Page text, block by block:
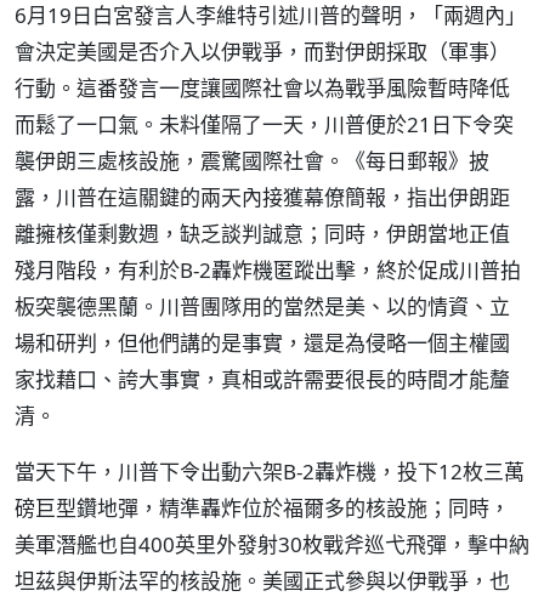
6月19日白宮發言人李維特引述川普的聲明，「兩週內」
會決定美國是否介入以伊戰爭，而對伊朗採取（軍事）
行動。這番發言一度讓國際社會以為戰爭風險暫時降低
而鬆了一口氣。未料僅隔了一天，川普便於21日下令突
襲伊朗三處核設施，震驚國際社會。《每日郵報》披
露，川普在這關鍵的兩天內接獲幕僚簡報，指出伊朗距
離擁核僅剩數週，缺乏談判誠意；同時，伊朗當地正值
殘月階段，有利於B-2轟炸機匿蹤出擊，終於促成川普拍
板突襲德黑蘭。川普團隊用的當然是美、以的情資、立
場和研判，但他們講的是事實，還是為侵略一個主權國
家找藉口、誇大事實，真相或許需要很長的時間才能釐
清。
當天下午，川普下令出動六架B-2轟炸機，投下12枚三萬
磅巨型鑽地彈，精準轟炸位於福爾多的核設施；同時，
美軍潛艦也自400英里外發射30枚戰斧巡弋飛彈，擊中納
坦茲與伊斯法罕的核設施。美國正式參與以伊戰爭，也